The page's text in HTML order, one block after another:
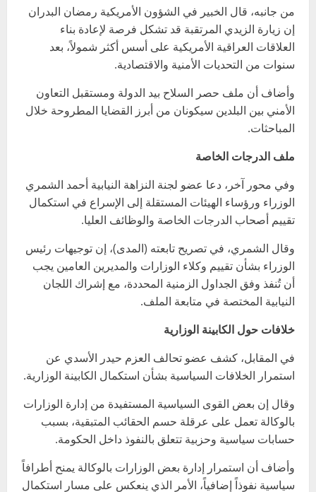
من جانبه، قال الخبير في الشؤون الأمريكية رمضان البدران
إن زيارة الزيدي المرتقبة قد تشكل فرصة لإعادة بناء
العلاقات العراقية الأمريكية على أسس أكثر شمولاً، بعد
سنوات من التحديات الأمنية والاقتصادية.
وأضاف أن ملف حصر السلاح بيد الدولة ومستقبل التعاون
الأمني بين البلدين سيكونان من أبرز القضايا المطروحة خلال
المباحثات.
ملف الدرجات الخاصة
وفي محور آخر، دعا عضو لجنة النزاهة النيابية أحمد الشمري
الوزراء ورؤساء الهيئات المستقلة إلى الإسراع في استكمال
تقييم أصحاب الدرجات الخاصة والوظائف العليا.
وقال الشمري، في تصريح تابعته (المدى)، إن توجيهات رئيس
الوزراء بشأن تقييم وكلاء الوزارات والمديرين العامين يجب
أن تُنفذ وفق الجداول الزمنية المحددة، مع إشراك اللجان
النيابية المختصة في متابعة الملف.
خلافات حول الكابينة الوزارية
في المقابل، كشف عضو تحالف العزم حيدر الأسدي عن
استمرار الخلافات السياسية بشأن استكمال الكابينة الوزارية.
وقال إن بعض القوى السياسية المستفيدة من إدارة الوزارات
بالوكالة تعمل على عرقلة حسم الحقائب المتبقية، بسبب
حسابات سياسية وحزبية تتعلق بالنفوذ داخل الحكومة.
وأضاف أن استمرار إدارة بعض الوزارات بالوكالة يمنح أطرافاً
سياسية نفوذاً إضافياً، الأمر الذي ينعكس على مسار استكمال